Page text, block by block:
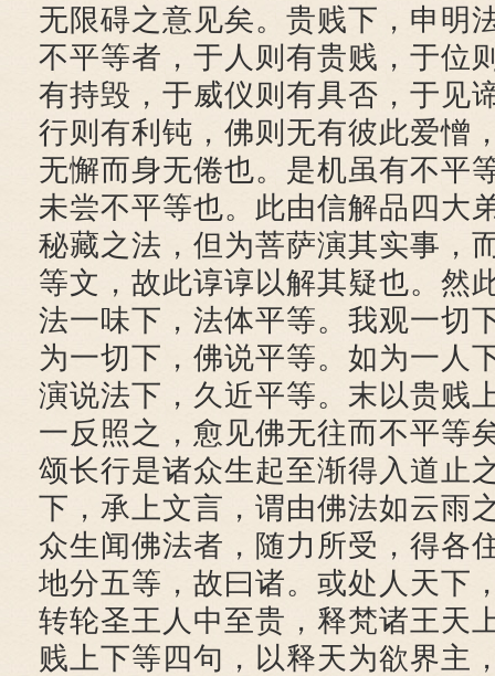
无限碍之意见矣。贵贱下，申明
不平等者，于人则有贵贱，于位
有持毁，于威仪则有具否，于见
行则有利钝，佛则无有彼此爱憎
无懈而身无倦也。是机虽有不平
未尝不平等也。此由信解品四大
秘藏之法，但为菩萨演其实事，
等文，故此谆谆以解其疑也。然
法一味下，法体平等。我观一切
为一切下，佛说平等。如为一人
演说法下，久近平等。末以贵贱
一反照之，愈见佛无往而不平等
颂长行是诸众生起至渐得入道止
下，承上文言，谓由佛法如云雨
众生闻佛法者，随力所受，得各
地分五等，故曰诸。或处人天下
转轮圣王人中至贵，释梵诸王天
贱上下等四句，以释天为欲界主